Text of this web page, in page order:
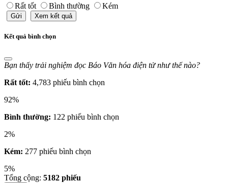
Rất tốt Bình thường Kém
Gửi Xem kết quả
Kết quả bình chọn
Bạn thấy trải nghiệm đọc Báo Văn hóa điện tử như thế nào?
Rất tốt: 4,783 phiếu bình chọn
92%
Bình thường: 122 phiếu bình chọn
2%
Kém: 277 phiếu bình chọn
5%
Tổng cộng: 5182 phiếu